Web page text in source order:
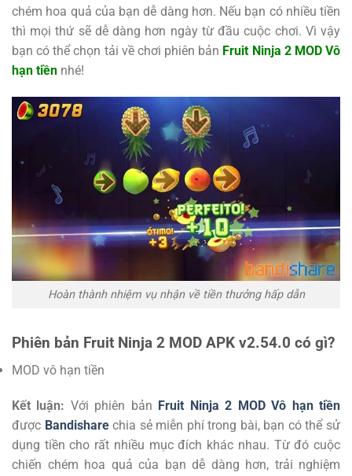
chém hoa quả của bạn dễ dàng hơn. Nếu bạn có nhiều tiền
thì mọi thứ sẽ dễ dàng hơn ngày từ đầu cuộc chơi. Vì vậy
bạn có thể chọn tải về chơi phiên bản Fruit Ninja 2 MOD Vô
hạn tiền nhé!
Hoàn thành nhiệm vụ nhận về tiền thưởng hấp dẫn
Phiên bản Fruit Ninja 2 MOD APK v2.54.0 có gì?
MOD vô hạn tiền
Kết luận: Với phiên bản Fruit Ninja 2 MOD Vô hạn tiền
được Bandisharechia sẻ miễn phí trong bài, bạn có thể sử
dụng tiền cho rất nhiều mục đích khác nhau. Từ đó cuộc
chiến chém hoa quả của bạn dễ dàng hơn, trải nghiệm